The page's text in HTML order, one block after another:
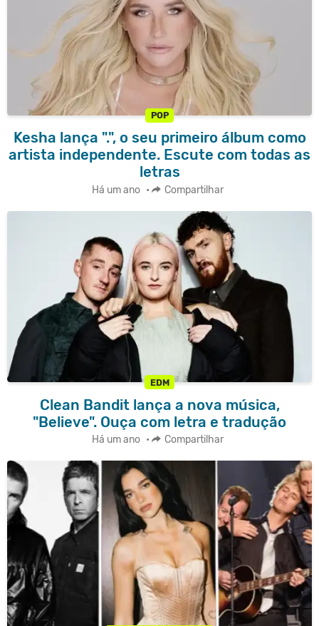
POP
Kesha lança ".", o seu primeiro álbum como
artista independente. Escute com todas as
letras
Há um ano • Compartilhar
EDM
Clean Bandit lança a nova música,
"Believe". Ouça com letra e tradução
Há um ano • Compartilhar